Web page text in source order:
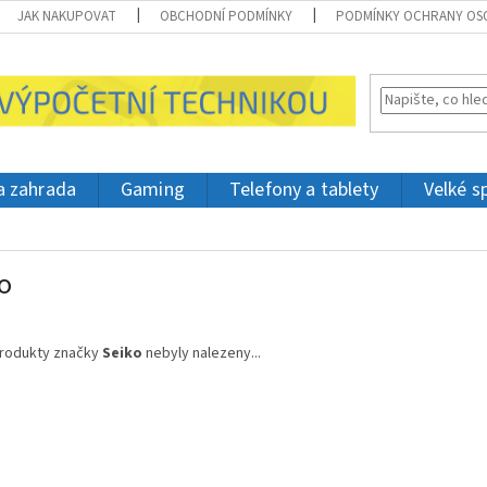
JAK NAKUPOVAT OBCHODNÍ PODMÍNKY PODMÍNKY OCHRANY
zahrada Gaming Telefony a tablety Velké
značkySeiko nebyly nalezeny...